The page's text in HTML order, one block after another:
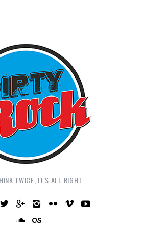
TWICE, IT'S ALL RIGHT